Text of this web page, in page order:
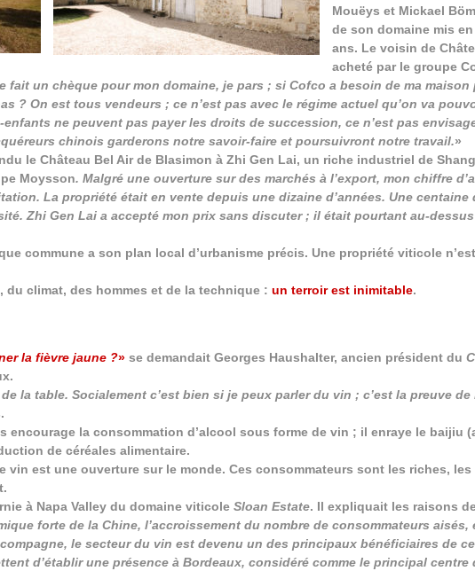
Mouëys et Mickael
de son domaine mis
ans. Le voisin de
acheté par le groupe
fait un chèque pour mon domaine, je pars ; si Cofco a besoin de ma maison
? On est tous vendeurs ; ce n’est pas avec le régime actuel qu’on va
ne peuvent pas payer les droits de succession, ce n’est pas
chinois garderons notre savoir-faire et poursuivront notre travail.»
le Château Bel Air de Blasimon à Zhi Gen Lai, un riche industriel de
Moysson. Malgré une ouverture sur des marchés à l’export, mon chiffre
La propriété était en vente depuis une dizaine d’années. Une centaine
Zhi Gen Lai a accepté mon prix sans discuter ; il était pourtant au-
commune a son plan local d’urbanisme précis. Une propriété viticole
du climat, des hommes et de la technique :un terroir est inimitable.
la fièvre jaune ?» se demandait Georges Haushalter, ancien président du
la table. Socialement c’est bien si je peux parler du vin ; c’est la preuve
encourage la consommation d’alcool sous forme de vin ; il enraye le baijiu
de céréales alimentaire.
vin est une ouverture sur le monde. Ces consommateurs sont les riches, les
à Napa Valley du domaine viticoleSloan Estate. Il expliquait les raisons
forte de la Chine, l’accroissement du nombre de consommateurs aisés,
le secteur du vin est devenu un des principaux bénéficiaires de
d’établir une présence à Bordeaux, considéré comme le principal